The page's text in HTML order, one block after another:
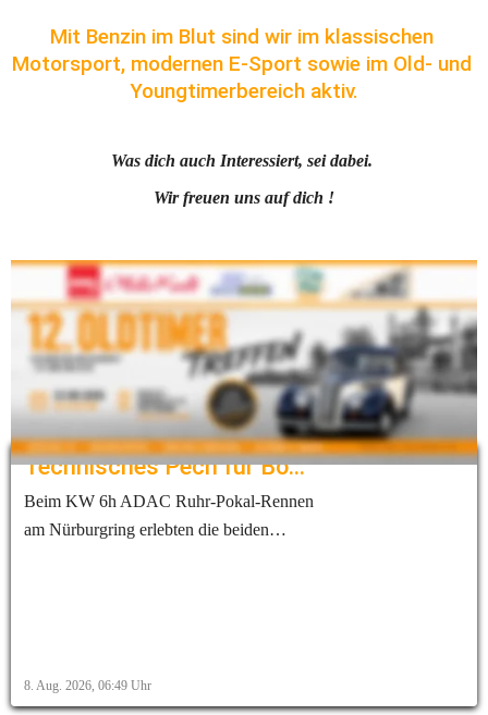
Mit Benzin im Blut sind wir im klassischen
Motorsport, modernen E-Sport sowie im Old- und
Youngtimerbereich aktiv.
Was dich auch Interessiert, sei dabei.
Wir freuen uns auf dich !
Alle Infos zum Treffen findest mit Klick aufs Bild
Aktuelles
Technisches Pech für Bohrer und Leuchter beim NLS-6h-Rennen
Beim KW 6h ADAC Ruhr-Pokal-Rennen
am Nürburgring erlebten die beiden
Nürburgring Langstrecken-Serie ein
8. Aug. 2026, 06:49 Uhr